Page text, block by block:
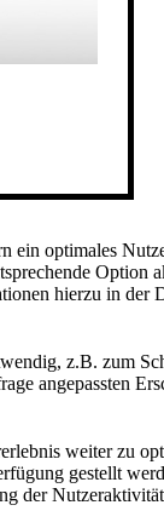
ein optimales
Option
hierzu in der
z.B. zum
angepassten
weiter zu
gestellt
der